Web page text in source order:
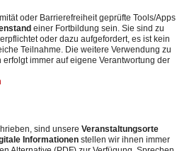
oder Barrierefreiheit geprüfte Tools/Apps
einer Fortbildung sein. Sie sind zu
oder dazu aufgefordert, es ist kein
Teilnahme. Die weitere Verwendung zu
immer auf eigene Verantwortung der
sind unsere Veranstaltungsorte
Informationen stellen wir ihnen immer